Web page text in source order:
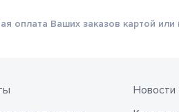
оплата Ваших заказов картой или
Новости